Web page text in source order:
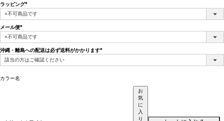
ラッピング
(必
メール便
(必
須)
沖縄・離島への配送は必ず送料がかかります
カラー名
お
気
に
入
り